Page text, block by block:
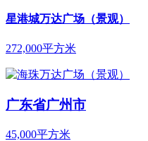
星港城万达广场（景观）
272,000平方米
广东省广州市
45,000平方米